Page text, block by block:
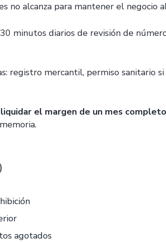
no alcanza para mantener el negocio
minutos diarios de revisión de
registro mercantil, permiso sanitario si
el margen de un mes completo
agotados